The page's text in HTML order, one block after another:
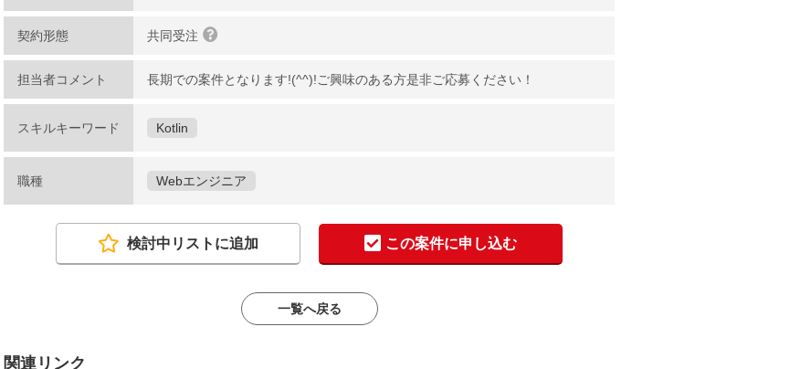
契約形態 共同受注
担当者コメント 長期での案件となります!(^^)!ご興味のある方是非ご応募ください！
スキルキーワード Kotlin
職種 Webエンジニア
検討中リストに追加 この案件に申し込む
一覧へ戻る
関連リンク